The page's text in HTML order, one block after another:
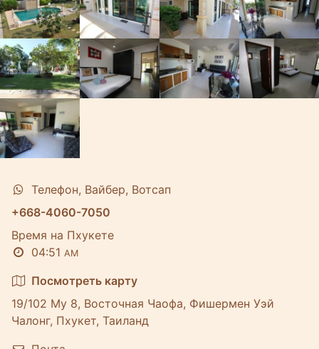
Телефон, Вайбер, Вотсап
+668-4060-7050
Время на Пхукете
04:51 AM
Посмотреть карту
19/102 Му 8, Восточная Чаофа, Фишермен Уэй
Чалонг, Пхукет, Таиланд